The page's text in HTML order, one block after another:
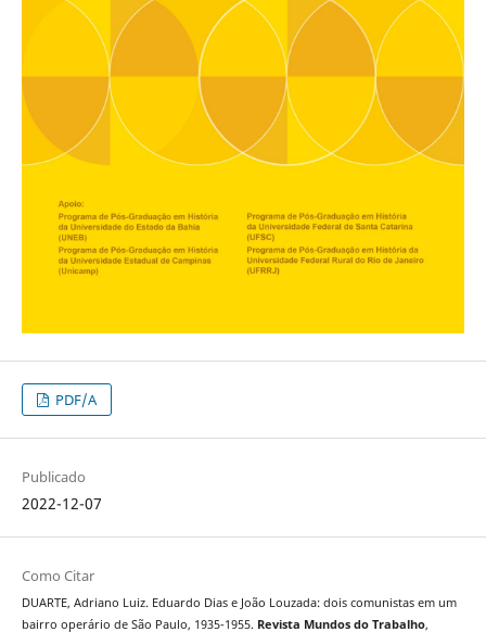
PDF/A
Publicado
2022-12-07
Como Citar
DUARTE, Adriano Luiz. Eduardo Dias e João Louzada: dois comunistas em um
bairro operário de São Paulo, 1935-1955. Revista Mundos do Trabalho,